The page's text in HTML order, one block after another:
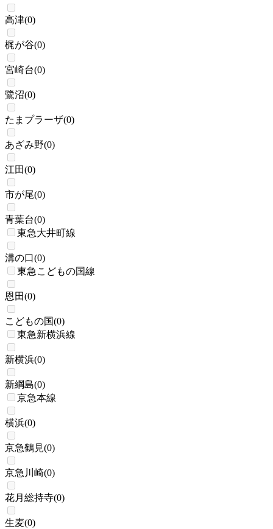
高津(0)
梶が谷(0)
宮崎台(0)
鷺沼(0)
たまプラーザ(0)
あざみ野(0)
江田(0)
市が尾(0)
青葉台(0)
東急大井町線
溝の口(0)
東急こどもの国線
恩田(0)
こどもの国(0)
東急新横浜線
新横浜(0)
新綱島(0)
京急本線
横浜(0)
京急鶴見(0)
京急川崎(0)
花月総持寺(0)
生麦(0)